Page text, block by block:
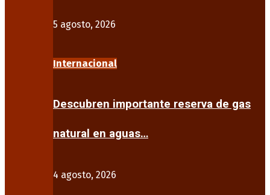
5 agosto, 2026
Internacional
Descubren importante reserva de gas
natural en aguas…
4 agosto, 2026